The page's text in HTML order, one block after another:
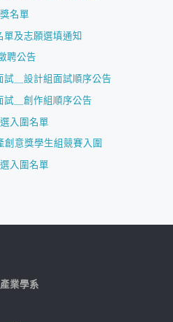
名單
單及志願選填通知
聘公告
＿設計組面試順序公告
＿創作組順序公告
入圍名單
創意獎學生組競賽入圍
入圍名單
業學系